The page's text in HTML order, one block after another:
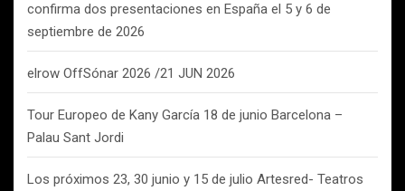
confirma dos presentaciones en España el 5 y 6 de
septiembre de 2026
elrow OffSónar 2026 /21 JUN 2026
Tour Europeo de Kany García 18 de junio Barcelona –
Palau Sant Jordi
Los próximos 23, 30 junio y 15 de julio Artesred- Teatros